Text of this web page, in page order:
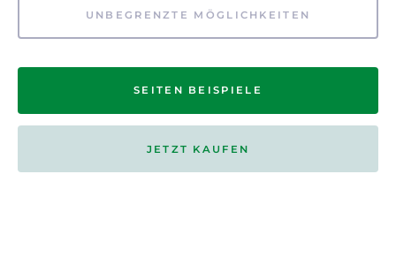
UNBEGRENZTE MÖGLICHKEITEN
SEITEN BEISPIELE
JETZT KAUFEN